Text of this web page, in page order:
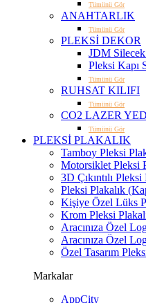
Tümünü Gör
ANAHTARLIK
Tümünü Gör
PLEKSİ DEKOR
JDM Silecek
Pleksi Kapı
Tümünü Gör
RUHSAT KILIFI
Tümünü Gör
CO2 LAZER
Tümünü Gör
PLEKSİ PLAKALIK
Tamboy Pleksi
Motorsiklet Pleksi
3D Çıkıntılı Pleksi
Pleksi Plakalık
Kişiye Özel Lüks
Krom Pleksi
Aracınıza Özel
Aracınıza Özel
Özel Tasarım
Markalar
AppCity